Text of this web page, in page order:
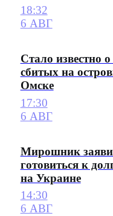
18:32
6 АВГ
Стало известно
сбитых на
Омске
17:30
6 АВГ
Мирошник
готовиться к
на Украине
14:30
6 АВГ